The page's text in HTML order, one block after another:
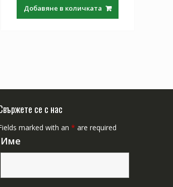
97.97 лв..57.64 лв..
Добавяне в количката
се с нас
marked with an * are required
Име